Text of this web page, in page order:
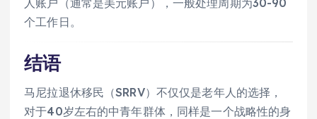
人账户（通常是美元账户），一般处理周期为30-90
个工作日。
结语
马尼拉退休移民（SRRV）不仅仅是老年人的选择，
对于40岁左右的中青年群体，同样是一个战略性的身